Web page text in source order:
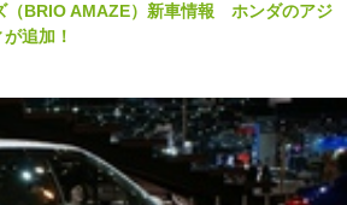
（BRIO AMAZE）新車情報 ホンダのアジ
追加！